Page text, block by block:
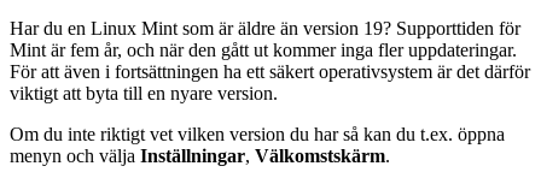
Har du en Linux Mint som är äldre än version 19? Supporttiden för
Mint är fem år, och när den gått ut kommer inga fler uppdateringar.
För att även i fortsättningen ha ett säkert operativsystem är det därför
viktigt att byta till en nyare version.
Om du inte riktigt vet vilken version du har så kan du t.ex. öppna
menyn och välja Inställningar, Välkomstskärm.